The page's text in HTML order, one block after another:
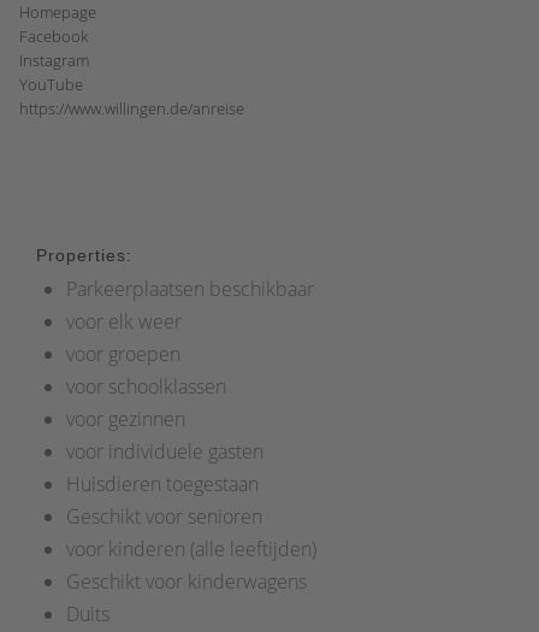
Homepage
Facebook
Instagram
YouTube
https://www.willingen.de/anreise
Properties:
Parkeerplaatsen beschikbaar
voor elk weer
voor groepen
voor schoolklassen
voor gezinnen
voor individuele gasten
Huisdieren toegestaan
Geschikt voor senioren
voor kinderen (alle leeftijden)
Geschikt voor kinderwagens
Duits